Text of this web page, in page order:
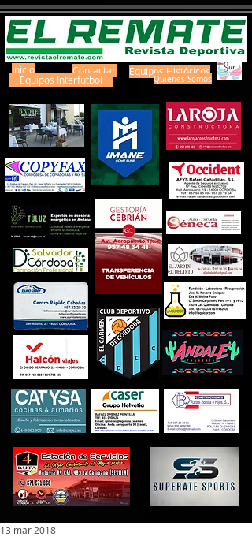
Inicio Contactar
Equipos Interfútbol
Equipos Históricos
Quienes Somos
13 mar 2018